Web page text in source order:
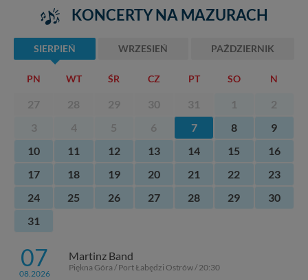
KONCERTY NA MAZURACH
SIERPIEŃ WRZESIEŃ PAŹDZIERNIK
PN WT ŚR CZ PT SO N
27 28 29 30 31 1
2
3
4 5 6 7 8
9
10
11 12 13 14 15
16
17
18 19 20 21 22
23
24
25 26 27 28 29
30
31
07
08.2026
Martinz Band
Piękna Góra / Port Łabędzi Ostrów / 20:30